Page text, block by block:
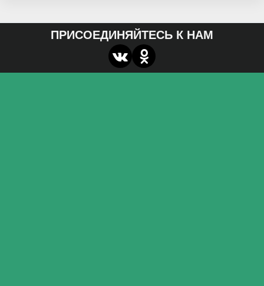
ПРИСОЕДИНЯЙТЕСЬ К НАМ